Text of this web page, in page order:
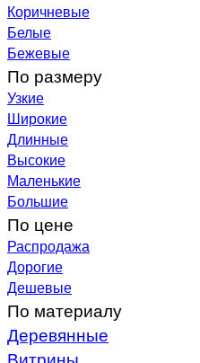
Коричневые
Белые
Бежевые
По размеру
Узкие
Широкие
Длинные
Высокие
Маленькие
Большие
По цене
Распродажа
Дорогие
Дешевые
По материалу
Деревянные
Витрины